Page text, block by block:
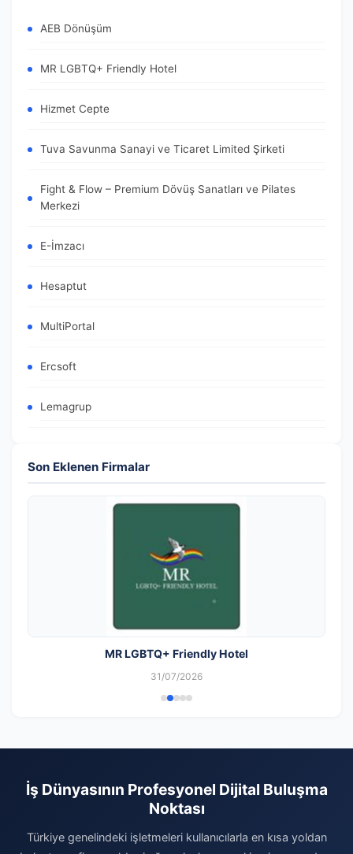
AEB Dönüşüm
MR LGBTQ+ Friendly Hotel
Hizmet Cepte
Tuva Savunma Sanayi ve Ticaret Limited Şirketi
Fight & Flow – Premium Dövüş Sanatları ve Pilates
Merkezi
E-İmzacı
Hesaptut
MultiPortal
Ercsoft
Lemagrup
Son Eklenen Firmalar
MR LGBTQ+ Friendly Hotel
31/07/2026
İş Dünyasının Profesyonel Dijital Buluşma
Noktası
Türkiye genelindeki işletmeleri kullanıcılarla en kısa yoldan